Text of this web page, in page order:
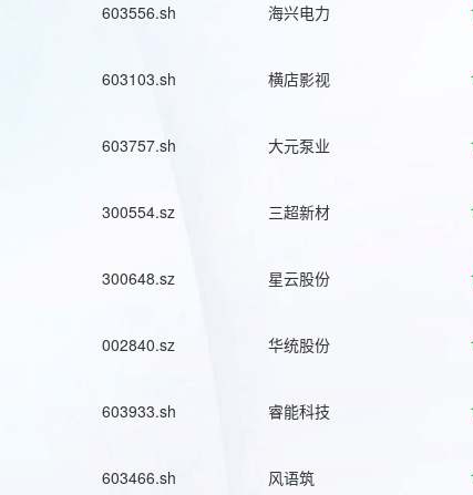
603556.sh 海兴电力
603103.sh 横店影视
603757.sh 大元泵业
300554.sz 三超新材
300648.sz 星云股份
002840.sz 华统股份
603933.sh 睿能科技
603466.sh 风语筑